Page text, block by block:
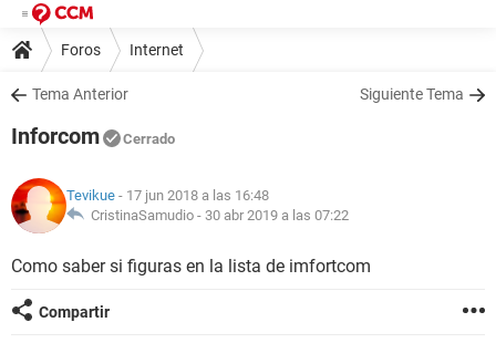
Foros Internet
Tema Anterior Siguiente Tema
Inforcom Cerrado
Tevikue - 17 jun 2018 a las 16:48
CristinaSamudio - 30 abr 2019 a las 07:22
Como saber si figuras en la lista de imfortcom
Compartir